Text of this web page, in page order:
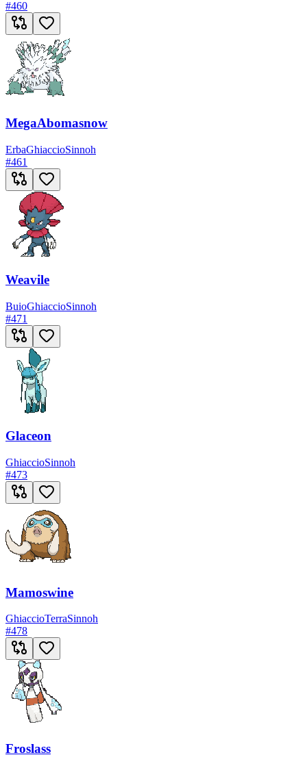
#460
MegaAbomasnow
ErbaGhiaccioSinnoh
#461
Weavile
BuioGhiaccioSinnoh
#471
Glaceon
GhiaccioSinnoh
#473
Mamoswine
GhiaccioTerraSinnoh
#478
Froslass